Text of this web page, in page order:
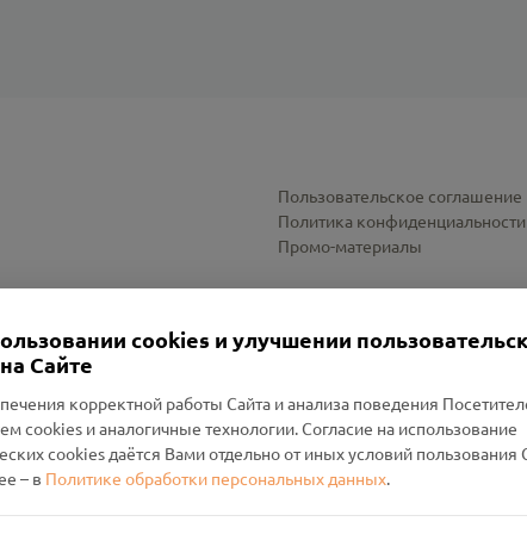
Пользовательское соглашение
Политика конфиденциальности
Промо-материалы
Проект Помним»
Руднянский, г. Рудня, улица Западная, д. 26А, пом. 18
БАНК"
cookies и улучшении
Сайте
корректной работы Сайта и анализа поведения
cookies и аналогичные технологии. Согласие на использование
cookies даётся Вами отдельно от иных условий пользования
– в Политике обработки персональных данных.